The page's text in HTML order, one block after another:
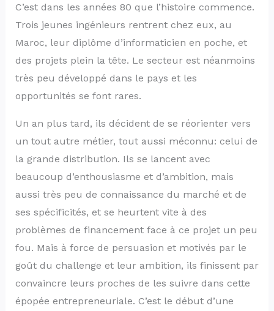
C’est dans les années 80 que l’histoire commence.
Trois jeunes ingénieurs rentrent chez eux, au
Maroc, leur diplôme d’informaticien en poche, et
des projets plein la tête. Le secteur est néanmoins
très peu développé dans le pays et les
opportunités se font rares.
Un an plus tard, ils décident de se réorienter vers
un tout autre métier, tout aussi méconnu: celui de
la grande distribution. Ils se lancent avec
beaucoup d’enthousiasme et d’ambition, mais
aussi très peu de connaissance du marché et de
ses spécificités, et se heurtent vite à des
problèmes de financement face à ce projet un peu
fou. Mais à force de persuasion et motivés par le
goût du challenge et leur ambition, ils finissent par
convaincre leurs proches de les suivre dans cette
épopée entrepreneuriale. C’est le début d’une